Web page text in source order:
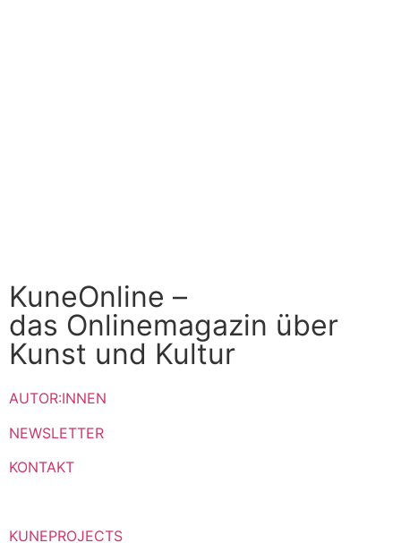
KuneOnline –
das Onlinemagazin über
Kunst und Kultur
AUTOR:INNEN
NEWSLETTER
KONTAKT
KUNEPROJECTS